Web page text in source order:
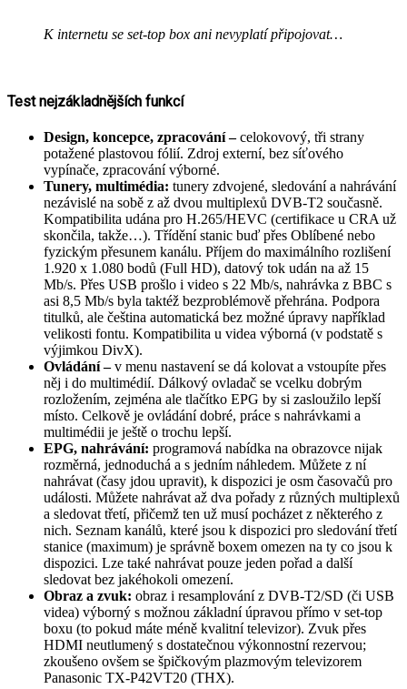
K internetu se set-top box ani nevyplatí připojovat…
Test nejzákladnějších funkcí
Design, koncepce, zpracování –celokovový, tři strany
potažené plastovou fólií. Zdroj externí, bez síťového
vypínače, zpracování výborné.
Tunery, multimédia: tunery zdvojené, sledování a nahrávání
nezávislé na sobě z až dvou multiplexů DVB-T2 současně.
Kompatibilita udána pro H.265/HEVC (certifikace u CRA už
skončila, takže…). Třídění stanic buď přes Oblíbené nebo
fyzickým přesunem kanálu. Příjem do maximálního rozlišení
1.920 x 1.080 bodů (Full HD), datový tok udán na až 15
Mb/s. Přes USB prošlo i video s 22 Mb/s, nahrávka z BBC s
asi 8,5 Mb/s byla taktéž bezproblémově přehrána. Podpora
titulků, ale čeština automatická bez možné úpravy například
velikosti fontu. Kompatibilita u videa výborná (v podstatě s
výjimkou DivX).
Ovládání –v menu nastavení se dá kolovat a vstoupíte přes
něj i do multimédií. Dálkový ovladač se vcelku dobrým
rozložením, zejména ale tlačítko EPG by si zasloužilo lepší
místo. Celkově je ovládání dobré, práce s nahrávkami a
multimédii je ještě o trochu lepší.
EPG, nahrávání: programová nabídka na obrazovce nijak
rozměrná, jednoduchá a s jedním náhledem. Můžete z ní
nahrávat (časy jdou upravit), k dispozici je osm časovačů pro
události. Můžete nahrávat až dva pořady z různých multiplexů
a sledovat třetí, přičemž ten už musí pocházet z některého z
nich. Seznam kanálů, které jsou k dispozici pro sledování třetí
stanice (maximum) je správně boxem omezen na ty co jsou k
dispozici. Lze také nahrávat pouze jeden pořad a další
sledovat bez jakéhokoli omezení.
Obraz a zvuk: obraz i resamplování z DVB-T2/SD (či USB
videa) výborný s možnou základní úpravou přímo v set-top
boxu (to pokud máte méně kvalitní televizor). Zvuk přes
HDMI neutlumený s dostatečnou výkonnostní rezervou;
zkoušeno ovšem se špičkovým plazmovým televizorem
Panasonic TX-P42VT20 (THX).